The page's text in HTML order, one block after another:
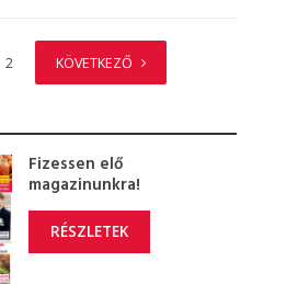
2 KÖVETKEZŐ
Fizessen elő
magazinunkra!
RÉSZLETEK